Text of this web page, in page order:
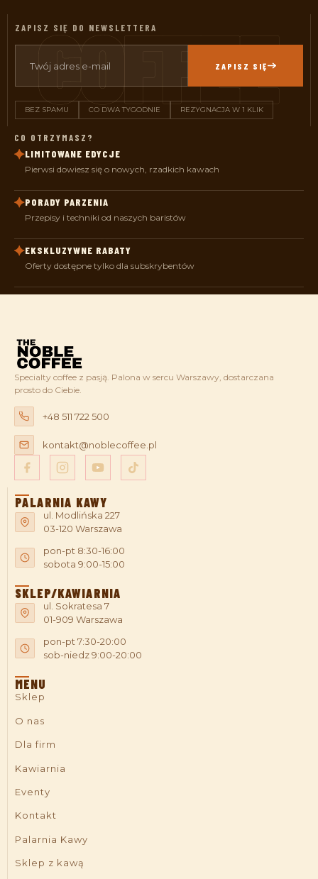
ZAPISZ SIĘ DO NEWSLETTERA
ZAPISZ SIĘ
BEZ SPAMU CO DWA TYGODNIE REZYGNACJA W 1 KLIK
CO OTRZYMASZ?
LIMITOWANE EDYCJE
Pierwsi dowiesz się o nowych, rzadkich kawach
PORADY PARZENIA
Przepisy i techniki od naszych baristów
EKSKLUZYWNE RABATY
Oferty dostępne tylko dla subskrybentów
Specialty coffee z pasją. Palona w sercu Warszawy, dostarczana
prosto do Ciebie.
+48 511 722 500
kontakt@noblecoffee.pl
PALARNIA KAWY
ul. Modlińska 227
03-120 Warszawa
pon-pt 8:30-16:00
sobota 9:00-15:00
SKLEP/KAWIARNIA
ul. Sokratesa 7
01-909 Warszawa
pon-pt 7:30-20:00
sob-niedz 9:00-20:00
MENU
Sklep
O nas
Dla firm
Kawiarnia
Eventy
Kontakt
Palarnia Kawy
Sklep z kawą